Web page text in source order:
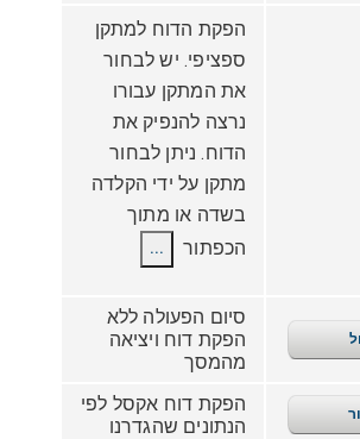
הפקת הדוח למתקן
ספציפי. יש לבחור
את המתקן עבורו
נרצה להנפיק את
הדוח. ניתן לבחור
מתקן על ידי הקלדה
בשדה או מתוך
הכפתור
...
סיום הפעולה ללא
הפקת דוח ויציאה
מהמסך
הפקת דוח אקסל לפי
הנתונים שהגדרנו